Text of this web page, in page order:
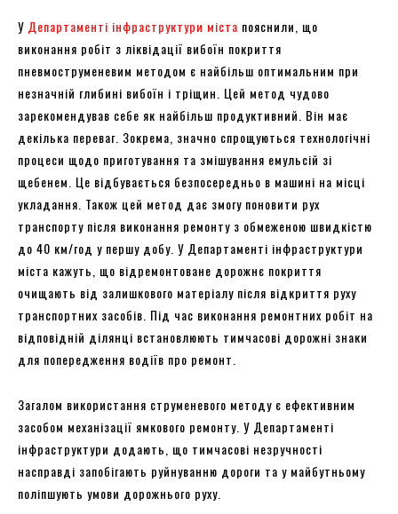
У Департаменті інфраструктури міста пояснили, що
виконання робіт з ліквідації вибоїн покриття
пневмоструменевим методом є найбільш оптимальним при
незначній глибині вибоїн і тріщин. Цей метод чудово
зарекомендував себе як найбільш продуктивний. Він має
декілька переваг. Зокрема, значно спрощуються технологічні
процеси щодо приготування та змішування емульсій зі
щебенем. Це відбувається безпосередньо в машині на місці
укладання. Також цей метод дає змогу поновити рух
транспорту після виконання ремонту з обмеженою швидкістю
до 40 км/год у першу добу. У Департаменті інфраструктури
міста кажуть, що відремонтоване дорожнє покриття
очищають від залишкового матеріалу після відкриття руху
транспортних засобів. Під час виконання ремонтних робіт на
відповідній ділянці встановлюють тимчасові дорожні знаки
для попередження водіїв про ремонт.
Загалом використання струменевого методу є ефективним
засобом механізації ямкового ремонту. У Департаменті
інфраструктури додають, що тимчасові незручності
насправді запобігають руйнуванню дороги та у майбутньому
поліпшують умови дорожнього руху.